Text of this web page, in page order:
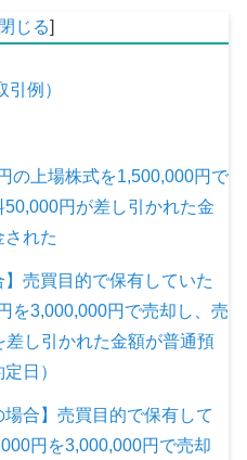
じる]
例）
の上場株式を1,500,000円で
円が差し引かれた金
れた
】売買目的で保有していた
を3,000,000円で売却し、売
差し引かれた金額が普通預
日）
場合】売買目的で保有して
円を3,000,000円で売却